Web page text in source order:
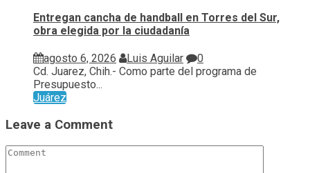
Entregan cancha de handball en Torres del Sur,
obra elegida por la ciudadanía
agosto 6, 2026 Luis Aguilar
0
Cd. Juarez, Chih.- Como parte del programa de
Presupuesto...
Juárez
Leave a Comment